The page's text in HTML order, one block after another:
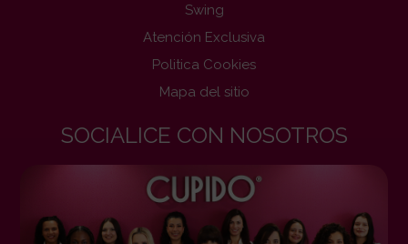
Swing
Atención Exclusiva
Politica Cookies
Mapa del sitio
SOCIALICE CON NOSOTROS